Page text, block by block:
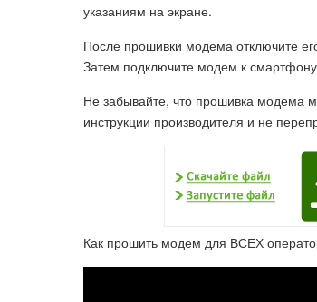
указаниям на экране.
После прошивки модема отключите
Затем подключите модем к
Не забывайте, что прошивка модема
инструкции производителя и не
Как прошить модем для ВСЕХ